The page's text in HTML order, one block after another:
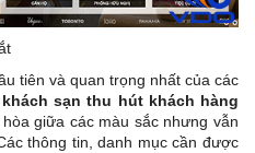
tiên và quan trọng nhất của các
sạn thu hút khách hàng
giữa các màu sắc nhưng vẫn
thông tin, danh mục cần được